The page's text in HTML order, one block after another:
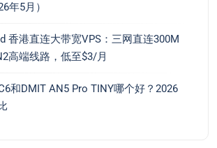
年5月）
香港直连大带宽VPS：三网直连300M
高端线路，低至$3/月
和DMIT AN5 Pro TINY哪个好？2026